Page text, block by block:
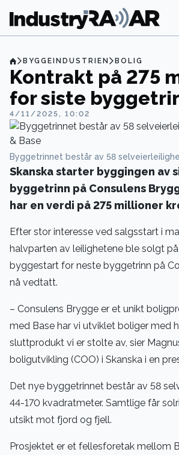
BYGGEINDUSTRIEN BOLIG
Kontrakt på 275
for siste
4/11/2025, 10:02
Byggetrinnet består av 58
Skanska starter byggingen av
byggetrinn på Consulens
har en verdi på 275 millioner
Efter stor interesse ved salgsstart i
halvparten av leilighetene ble solgt på
byggestart for neste byggetrinn på
nå vedtatt.
– Consulens Brygge er et unikt
med Base har vi utviklet boliger med
sluttprodukt vi er stolte av, sier
boligutvikling (COO) i Skanska i en
Det nye byggetrinnet består av 58
44-170 kvadratmeter. Samtlige får
utsikt mot fjord og fjell.
Prosjektet er et fellesforetak mellom